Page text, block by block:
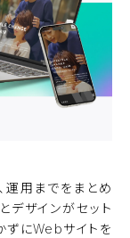
運用までをまとめ
デザインがセット
ずにWebサイトを